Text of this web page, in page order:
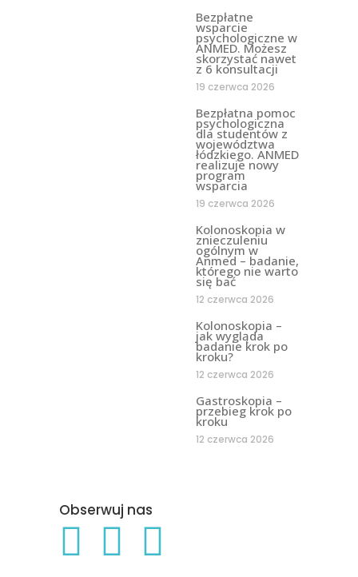
Bezpłatne
wsparcie
psychologiczne w
ANMED. Możesz
skorzystać nawet
z 6 konsultacji
19 czerwca 2026
Bezpłatna pomoc
psychologiczna
dla studentów z
województwa
łódzkiego. ANMED
realizuje nowy
program
wsparcia
19 czerwca 2026
Kolonoskopia w
znieczuleniu
ogólnym w
Anmed – badanie,
którego nie warto
się bać
12 czerwca 2026
Kolonoskopia –
jak wygląda
badanie krok po
kroku?
12 czerwca 2026
Gastroskopia –
przebieg krok po
kroku
12 czerwca 2026
Obserwuj nas